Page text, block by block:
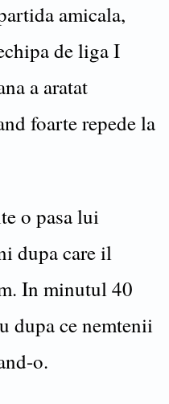
amicala,
de liga I
a aratat
foarte repede la
o pasa lui
dupa care il
In minutul 40
dupa ce nemtenii
o.